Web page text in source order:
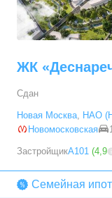
ЖК
Сдан
Новая Москва, НАО
Новомосковская
ЗастройщикА101 (4,9
Семейная